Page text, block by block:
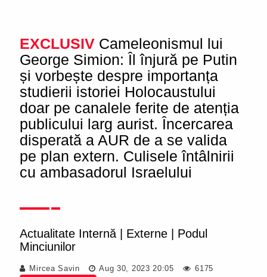
EXCLUSIV Cameleonismul lui
George Simion: Îl înjură pe Putin
și vorbește despre importanța
studierii istoriei Holocaustului
doar pe canalele ferite de atenția
publicului larg aurist. Încercarea
disperată a AUR de a se valida
pe plan extern. Culisele întâlnirii
cu ambasadorul Israelului
Actualitate Internă Externe
Podul
Minciunilor
Mircea Savin Aug 30, 2023 20:05 6175